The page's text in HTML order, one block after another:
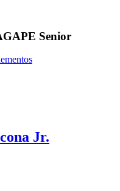
Senior
Jr.